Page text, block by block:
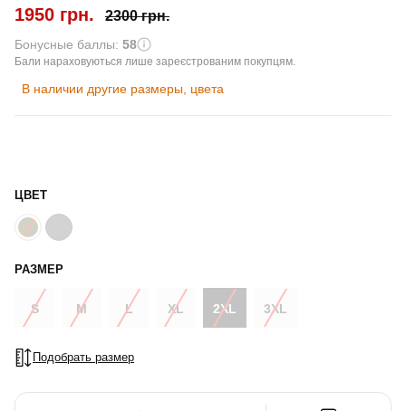
1950 грн. 2300 грн.
Бонусные баллы: 58
Бали нараховуються лише зареєстрованим покупцям.
В наличии другие размеры, цвета
ЦВЕТ
РАЗМЕР
S M L XL 2XL 3XL
Подобрать размер